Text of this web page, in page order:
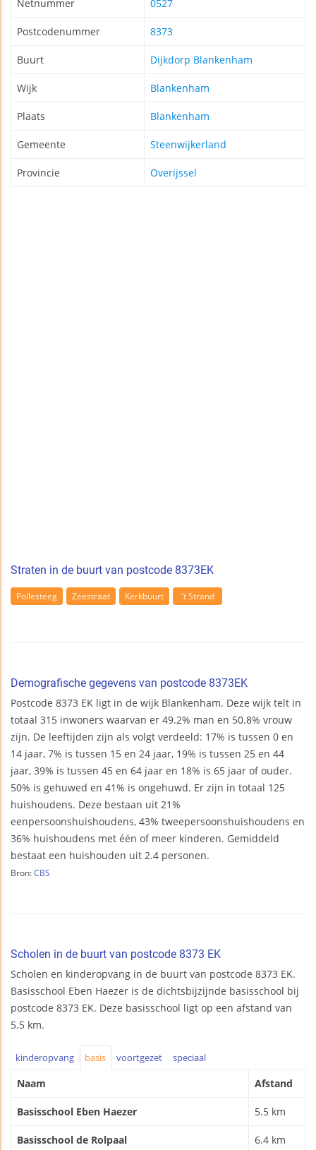
Netnummer 0527
Postcodenummer 8373
Buurt Dijkdorp Blankenham
Wijk Blankenham
Plaats Blankenham
Gemeente Steenwijkerland
Provincie Overijssel
Straten in de buurt van postcode 8373EK
Pollesteeg Zeestraat Kerkbuurt 't Strand
Demografische gegevens van postcode 8373EK
Postcode 8373 EK ligt in de wijk Blankenham. Deze wijk telt in
totaal 315 inwoners waarvan er 49.2% man en 50.8% vrouw
zijn. De leeftijden zijn als volgt verdeeld: 17% is tussen 0 en
14 jaar, 7% is tussen 15 en 24 jaar, 19% is tussen 25 en 44
jaar, 39% is tussen 45 en 64 jaar en 18% is 65 jaar of ouder.
50% is gehuwed en 41% is ongehuwd. Er zijn in totaal 125
huishoudens. Deze bestaan uit 21%
eenpersoonshuishoudens, 43% tweepersoonshuishoudens en
36% huishoudens met één of meer kinderen. Gemiddeld
bestaat een huishouden uit 2.4 personen.
Bron: CBS
Scholen in de buurt van postcode 8373 EK
Scholen en kinderopvang in de buurt van postcode 8373 EK.
Basisschool Eben Haezer is de dichtsbijzijnde basisschool bij
postcode 8373 EK. Deze basisschool ligt op een afstand van
5.5 km.
kinderopvang basis voortgezet speciaal
Naam Afstand
Basisschool Eben Haezer 5.5 km
Basisschool de Rolpaal 6.4 km